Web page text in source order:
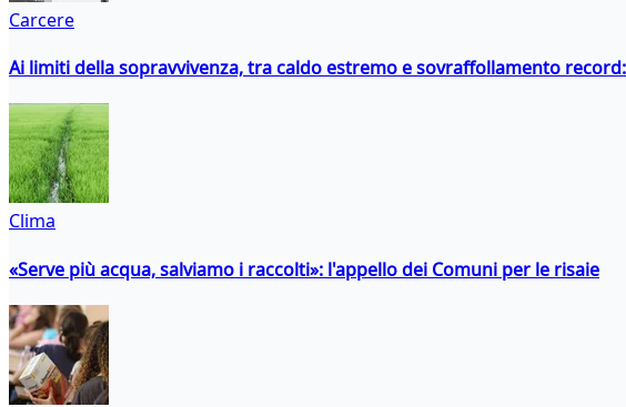
Carcere
Ai limiti della sopravvivenza, tra caldo estremo e sovraffollamento
Clima
«Serve più acqua, salviamo i raccolti»: l'appello dei Comuni per le risaie